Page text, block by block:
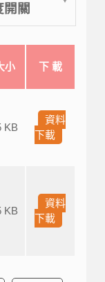
關
小 下 載
KB
資料
下載
KB
資料
下載